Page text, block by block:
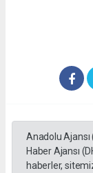
Anadolu Ajansı
Haber Ajansı
haberler,